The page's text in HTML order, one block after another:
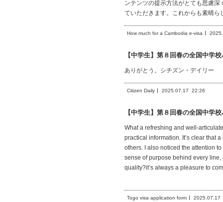
ンテンツの提示方法がとても思慮
ていただきます。これからも素晴
How much for a Cambodia e-visa
【中学生】第８回春の全国中学
ありがとう。シチズン・デイリー
Citizen Daily 2025.07.17 22:26
【中学生】第８回春の全国中学
What a refreshing and well-
practical information. It’s clear that
others. I also noticed the attention
sense of purpose behind every
quality?it’s always a pleasure to
Togo visa application form 2025.07.17